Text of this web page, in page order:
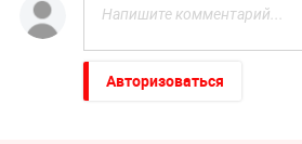
Авторизоваться